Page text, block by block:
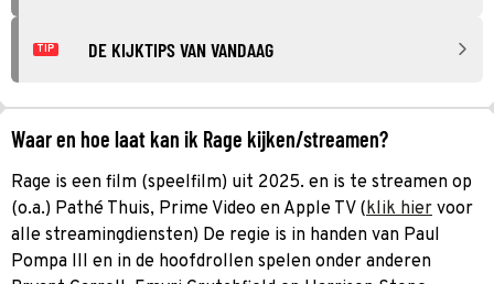
TIP DE KIJKTIPS VAN VANDAAG
Waar en hoe laat kan ik Rage kijken/streamen?
Rage is een film (speelfilm) uit 2025. en is te streamen op
(o.a.) Pathé Thuis, Prime Video en Apple TV (klik hier voor
alle streamingdiensten) De regie is in handen van Paul
Pompa III en in de hoofdrollen spelen onder anderen